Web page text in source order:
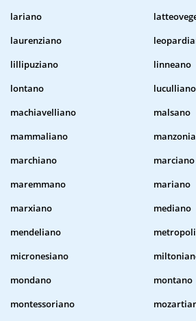
lariano
laurenziano
lillipuziano
linneano
lontano
luculliano
machiavelliano
malsano
mammaliano
marchiano
marciano
maremmano
mariano
marxiano
mediano
mendeliano
micronesiano
mondano
montano
montessoriano